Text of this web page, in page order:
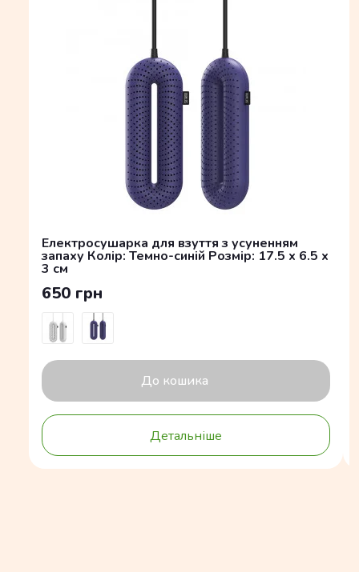
Електросушарка для взуття з усуненням
запаху Колір: Темно-синій Розмір: 17.5 x 6.5 x
3 см
650 грн
До кошика
Детальніше